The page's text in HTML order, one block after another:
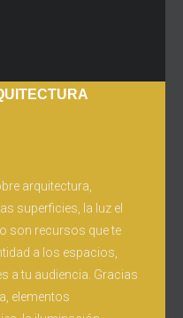
arquitectura,
superficies, la luz el
son recursos que te
a los espacios,
a tu audiencia. Gracias
elementos